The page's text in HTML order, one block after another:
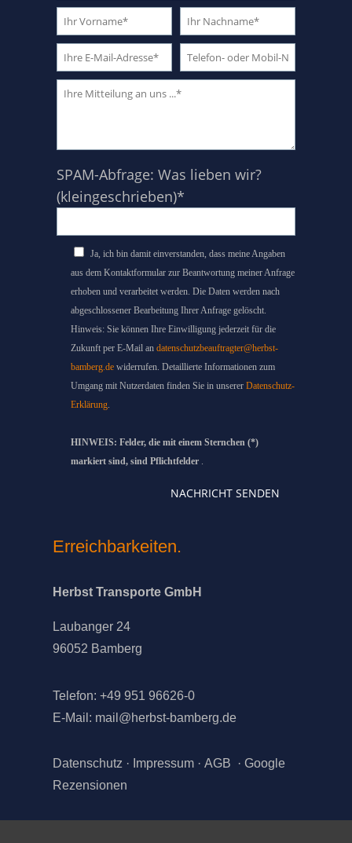
SPAM-Abfrage: Was lieben wir?
(kleingeschrieben)*
Ja, ich bin damit einverstanden, dass meine Angaben
aus dem Kontaktformular zur Beantwortung meiner Anfrage
erhoben und verarbeitet werden. Die Daten werden nach
abgeschlossener Bearbeitung Ihrer Anfrage gelöscht.
Hinweis: Sie können Ihre Einwilligung jederzeit für die
Zukunft per E-Mail andatenschutzbeauftragter@herbst-
bamberg.de widerrufen. Detaillierte Informationen zum
Umgang mit Nutzerdaten finden Sie in unsererDatenschutz-
Erklärung.
HINWEIS: Felder, die mit einem Sternchen (*)
markiert sind, sind Pflichtfelder .
NACHRICHT SENDEN
Erreichbarkeiten.
Herbst Transporte GmbH
Laubanger 24
96052 Bamberg
Telefon: +49 951 96626-0
E-Mail: mail@herbst-bamberg.de
Datenschutz · Impressum ·AGB · Google
Rezensionen